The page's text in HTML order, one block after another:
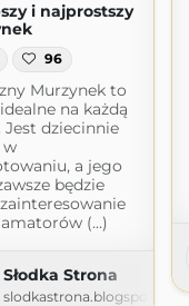
i najprostszy
96
Murzynek to
na każdą
Jest dziecinnie
w
a jego
będzie
(...)
Słodka Strona
slodkastrona.blogspot.com